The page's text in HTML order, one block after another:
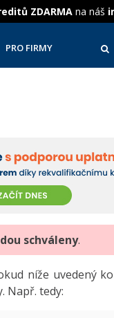
ZDARMA na náš
PRO FIRMY
schváleny.
níže uvedený
Např. tedy: